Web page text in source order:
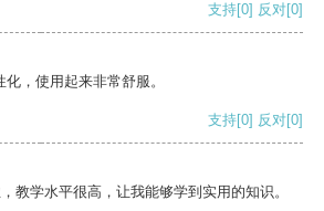
支持[0] 反对[0]
，使用起来非常舒服。
支持[0] 反对[0]
教学水平很高，让我能够学到实用的知识。